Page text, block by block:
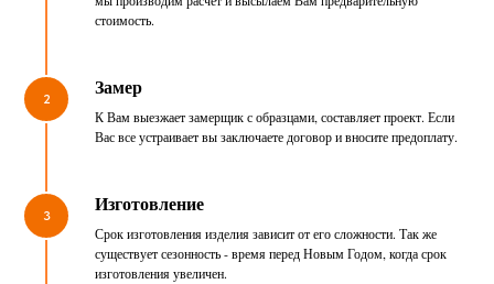
стоимость.
2 Замер
К Вам выезжает замерщик с образцами, составляет проект. Если
Вас все устраивает вы заключаете договор и вносите предоплату.
3 Изготовление
Срок изготовления изделия зависит от его сложности. Так же
существует сезонность - время перед Новым Годом, когда срок
изготовления увеличен.